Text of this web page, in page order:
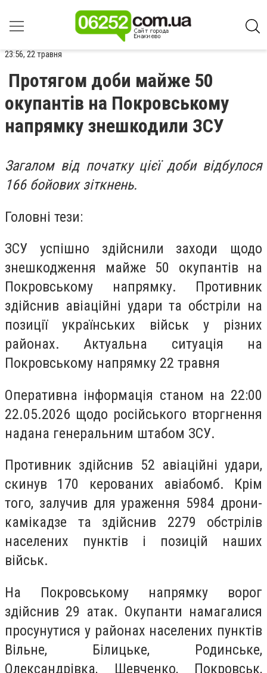
23:56, 22 травня
Протягом доби майже 50
окупантів на Покровському
напрямку знешкодили ЗСУ
Загалом від початку цієї доби відбулося
166 бойових зіткнень.
Головні тези:
ЗСУ успішно здійснили заходи щодо
знешкодження майже 50 окупантів на
Покровському напрямку. Противник
здійснив авіаційні удари та обстріли на
позиції українських військ у різних
районах. Актуальна ситуація на
Покровському напрямку 22 травня
Оперативна інформація станом на 22:00
22.05.2026 щодо російського вторгнення
надана генеральним штабом ЗСУ.
Противник здійснив 52 авіаційні удари,
скинув 170 керованих авіабомб. Крім
того, залучив для ураження 5984 дрони-
камікадзе та здійснив 2279 обстрілів
населених пунктів і позицій наших
військ.
На Покровському напрямку ворог
здійснив 29 атак. Окупанти намагалися
просунутися у районах населених пунктів
Вільне, Білицьке, Родинське,
Олександрівка, Шевченко, Покровськ,